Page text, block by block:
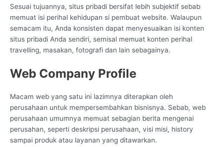
Sesuai tujuannya, situs pribadi bersifat lebih subjektif sebab
memuat isi perihal kehidupan si pembuat website. Walaupun
semacam itu, Anda konsisten dapat menyesuaikan isi konten
situs pribadi Anda sendiri, semisal memuat konten perihal
travelling, masakan, fotografi dan lain sebagainya.
Web Company Profile
Macam web yang satu ini lazimnya diterapkan oleh
perusahaan untuk mempersembahkan bisnisnya. Sebab, web
perusahaan umumnya memuat sebagian berita mengenai
perusahan, seperti deskripsi perusahaan, visi misi, history
sampai produk atau layanan yang ditawarkan.